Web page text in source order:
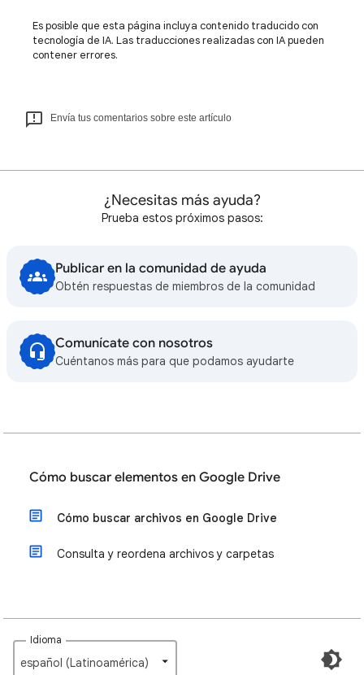
Es posible que esta página incluya contenido traducido con
tecnología de IA. Las traducciones realizadas con IA pueden
contener errores.
Envía tus comentarios sobre este artículo
¿Necesitas más ayuda?
Prueba estos próximos pasos:
Publicar en la comunidad de ayuda
Obtén respuestas de miembros de la comunidad
Comunícate con nosotros
Cuéntanos más para que podamos ayudarte
Cómo buscar elementos en Google Drive
Cómo buscar archivos en Google Drive
Consulta y reordena archivos y carpetas
Idioma
español (Latinoamérica)‎